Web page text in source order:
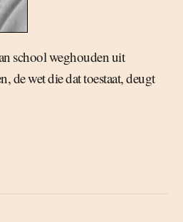
school weghouden uit
de wet die dat toestaat, deugt